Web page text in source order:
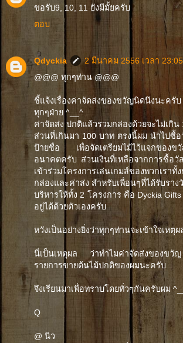
ขอรับ9, 10, 11 ยังมีมั้ยครับ
ตอบ
Qdyckia
2 มีนาคม 2556 เวลา 23:05
@@@ ทุกๆท่าน @@@
ชี้แจ้งเรื่องค่าจัดส่งของขวัญนิดนึงนะค
ทุกๆฝ่าย ^__^
ค่าจัดส่ง ปกติแล้วรวมกล่องด้วยจะไม่เกิ
ส่วนที่เกินมา 100 บาท ตรงนี้ผม นำไปซื้
ป้ายชื่อ เพื่อจัดเตรียมไม้ไว้แจกของขวั
อนาคตครับ ส่วนเงินที่เหลือจากการซื้อวั
เข้าร่วมโครงการเล่นเกมส์ของพวกเรา
กล่องและค่าส่ง สำหรับเพื่อนๆที่ได้รับรา
บริหารให้ทั้ง 2 โครงการ คือ Dyckia
อยู่ได้ด้วยตัวเองครับ
หวังเป็นอย่างยิ่งว่าทุกๆท่านจะเข้าใจเหตุ
นี่เป็นเหตุผล ว่าทำไมค่าจัดส่งของขวั
รายการขายต้นไม้ปกติของผมนะครับ
จึงเรียนมาเพื่อทราบโดยทั่วๆกันครับผม
Q
@ นิว